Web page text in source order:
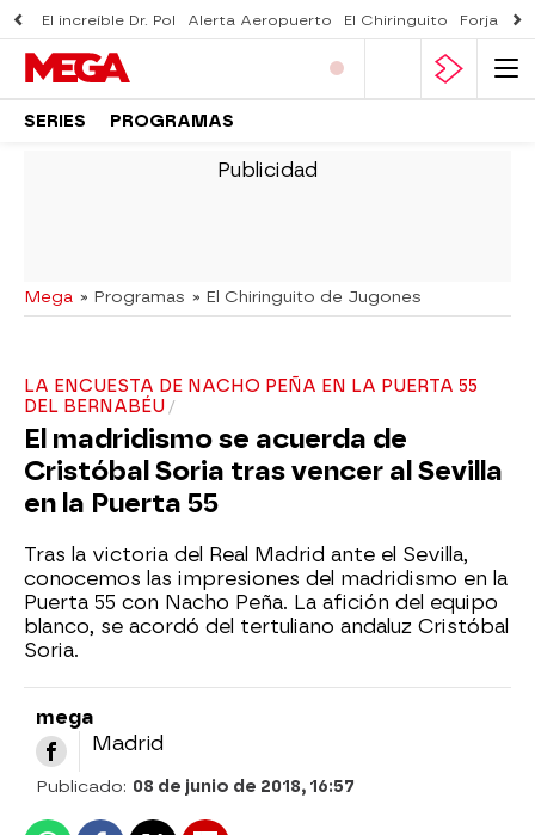
El increíble Dr. Pol Alerta Aeropuerto El Chiringuito Forjado
SERIES PROGRAMAS
Mega » Programas » El Chiringuito de Jugones
LA ENCUESTA DE NACHO PEÑA EN LA PUERTA 55
DEL BERNABÉU
El madridismo se acuerda de
Cristóbal Soria tras vencer al Sevilla
en la Puerta 55
Tras la victoria del Real Madrid ante el Sevilla,
conocemos las impresiones del madridismo en la
Puerta 55 con Nacho Peña. La afición del equipo
blanco, se acordó del tertuliano andaluz Cristóbal
Soria.
mega
Madrid
Publicado: 08 de junio de 2018, 16:57